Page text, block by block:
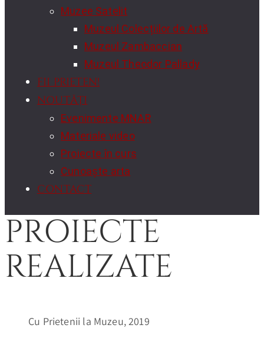
Muzee Satelit
Muzeul Colecțiilor de Artă
Muzeul Zambaccian
Muzeul Theodor Pallady
FII PRIETEN!
NOUTĂȚI
Evenimente MNAR
Materiale video
Proiecte în curs
Cunoaște arta
CONTACT
PROIECTE
REALIZATE
Cu Prietenii la Muzeu, 2019